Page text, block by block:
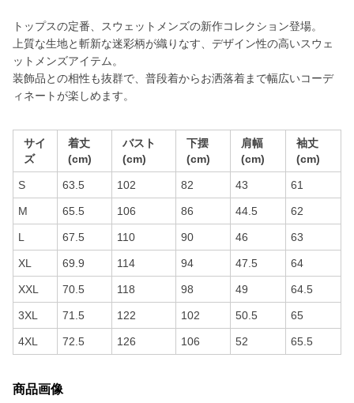
トップスの定番、スウェットメンズの新作コレクション登場。
上質な生地と斬新な迷彩柄が織りなす、デザイン性の高いスウェ
ットメンズアイテム。
装飾品との相性も抜群で、普段着からお洒落着まで幅広いコーデ
ィネートが楽しめます。
サイ
ズ
着丈
(cm)
バスト
(cm)
下摆
(cm)
肩幅
(cm)
袖丈
(cm)
S 63.5 102 82 43 61
M 65.5 106 86 44.5 62
L 67.5 110 90 46 63
XL 69.9 114 94 47.5 64
XXL 70.5 118 98 49 64.5
3XL 71.5 122 102 50.5 65
4XL 72.5 126 106 52 65.5
商品画像